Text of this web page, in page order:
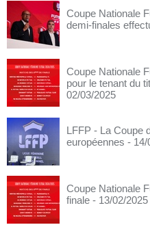
Coupe Nationale
demi-finales
Coupe Nationale
pour le tenant du
02/03/2025
LFFP - La Coupe
européennes - 14/
Coupe Nationale
finale - 13/02/2025